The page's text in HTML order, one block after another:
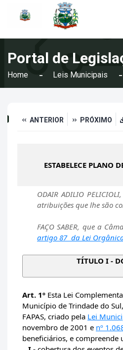
Portal de
Home Leis Municipais
ANTERIOR PRÓXIMO
ESTABELECE PLANO
ODAIR ADILIO
atribuições que lhe são
FAÇO SABER, que a
artigo 87 da Lei
TÍTULO I -
Art. 1º Esta Lei
Município de Trindade do
FAPAS, criado pela Lei
novembro de 2001 e nº
beneficiários, e compreende